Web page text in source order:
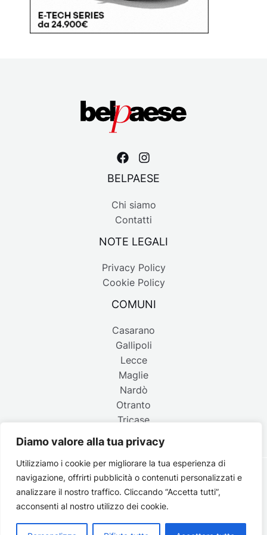
Diamo valore alla tua privacy
Utilizziamo i cookie per migliorare la tua esperienza di
navigazione, offrirti pubblicità o contenuti personalizzati e
analizzare il nostro traffico. Cliccando “Accetta tutti”,
acconsenti al nostro utilizzo dei cookie.
BELPAESE
Chi siamo
Contatti
NOTE LEGALI
Privacy Policy
Cookie Policy
COMUNI
Casarano
Gallipoli
Lecce
Maglie
Nardò
Otranto
Tricase
Copyright © 2026 Belpaese | Periodico d'informazione del
Salento - P.IVA 4637850753 - Testata registrata il 18 gennaio